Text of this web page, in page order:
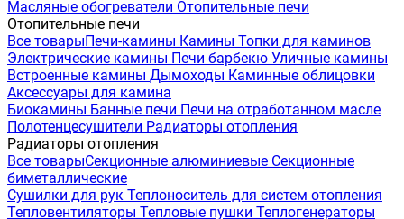
Масляные обогреватели Отопительные печи
Отопительные печи
Все товарыПечи-камины Камины Топки для каминов
Электрические камины Печи барбекю Уличные камины
Встроенные камины Дымоходы Каминные облицовки
Аксессуары для камина
Биокамины Банные печи Печи на отработанном масле
Полотенцесушители Радиаторы отопления
Радиаторы отопления
Все товарыСекционные алюминиевые Секционные
биметаллические
Сушилки для рук Теплоноситель для систем отопления
Тепловентиляторы Тепловые пушки Теплогенераторы